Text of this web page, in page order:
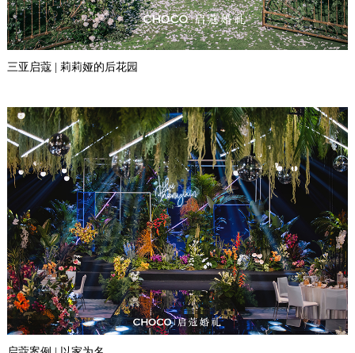
三亚启蔻 | 莉莉娅的后花园